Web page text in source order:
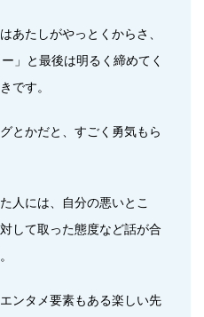
あたしがやっとくからさ、
」と最後は明るく締めてく
です。
とかだと、すごく勇気もら
人には、自分の悪いとこ
して取った態度など話が合
ンタメ要素もある楽しい先